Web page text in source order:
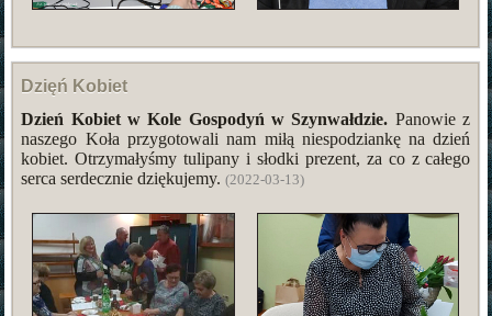
Dzięń Kobiet
Dzień Kobiet w Kole Gospodyń w Szynwałdzie. Panowie z
naszego Koła przygotowali nam miłą niespodziankę na dzień
kobiet. Otrzymałyśmy tulipany i słodki prezent, za co z całego
serca serdecznie dziękujemy.(2022-03-13)